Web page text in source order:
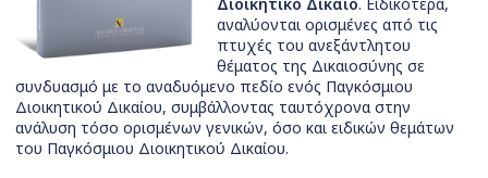
αναλύονται ορισμένες από τις
πτυχές του ανεξάντλητου
θέματος της Δικαιοσύνης σε
συνδυασμό με το αναδυόμενο πεδίο ενός Παγκόσμιου
Διοικητικού Δικαίου, συμβάλλοντας ταυτόχρονα στην
ανάλυση τόσο ορισμένων γενικών, όσο και ειδικών θεμάτων
του Παγκόσμιου Διοικητικού Δικαίου.